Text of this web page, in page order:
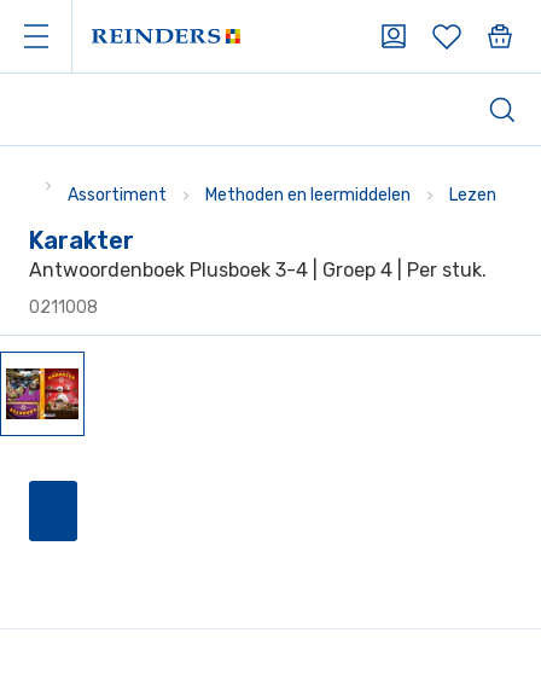
Assortiment Methoden en leermiddelen Lezen
Karakter
Antwoordenboek Plusboek 3-4 | Groep 4 | Per stuk.
0211008